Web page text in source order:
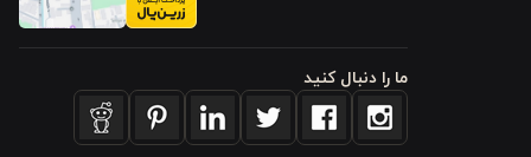
در
ما را دنبال کنید